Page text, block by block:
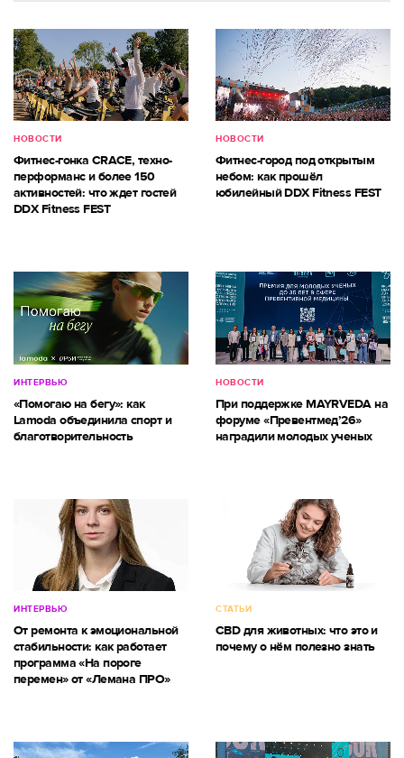
НОВОСТИ
Фитнес-гонка CRACE, техно-
перформанс и более 150
активностей: что ждет гостей
DDX Fitness FEST
НОВОСТИ
Фитнес-город под открытым
небом: как прошёл
юбилейный DDX Fitness FEST
ИНТЕРВЬЮ
«Помогаю на бегу»: как
Lamoda объединила спорт и
благотворительность
НОВОСТИ
При поддержке MAYRVEDA на
форуме «Превентмед’26»
наградили молодых ученых
ИНТЕРВЬЮ
От ремонта к эмоциональной
стабильности: как работает
программа «На пороге
перемен» от «Лемана ПРО»
СТАТЬИ
CBD для животных: что это и
почему о нём полезно знать